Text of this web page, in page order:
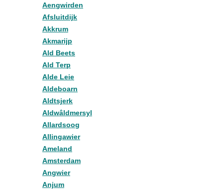
Aengwirden
Afsluitdijk
Akkrum
Akmarijp
Ald Beets
Ald Terp
Alde Leie
Aldeboarn
Aldtsjerk
Aldwâldmersyl
Allardsoog
Allingawier
Ameland
Amsterdam
Angwier
Anjum